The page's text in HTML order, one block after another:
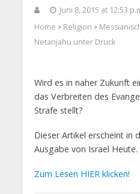
Juni 8, 2015 at 12:53
Home > Religion >
Netanjahu unter Druck
Wird es in naher Zukunft
das Verbreiten des
Strafe stellt?
Dieser Artikel erscheint in
Ausgabe von Israel Heute.
Zum Lesen HIER klicken!